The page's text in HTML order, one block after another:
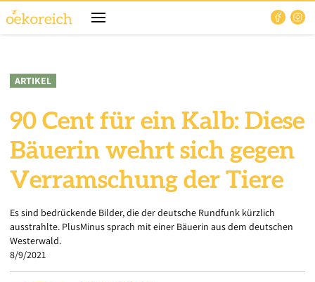
ARTIKEL
90 Cent für ein Kalb: Diese
Bäuerin wehrt sich gegen
Verramschung der Tiere
Es sind bedrückende Bilder, die der deutsche Rundfunk kürzlich
ausstrahlte. PlusMinus sprach mit einer Bäuerin aus dem deutschen
Westerwald.
8/9/2021